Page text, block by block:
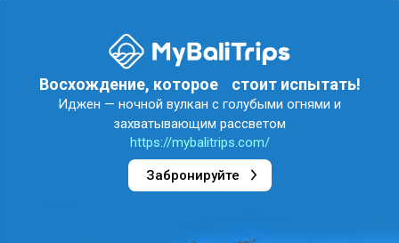
Восхождение, которое стоит испытать!
Иджен — ночной вулкан с голубыми огнями и
захватывающим рассветом
https://mybalitrips.com/
Забронируйте